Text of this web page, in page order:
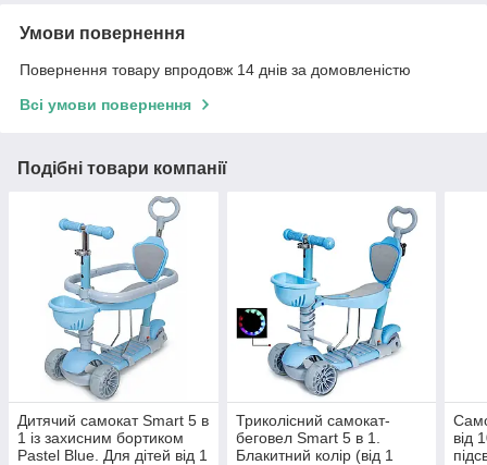
Умови повернення
Повернення товару впродовж 14 днів за домовленістю
Всі умови повернення
Подібні товари компанії
Дитячий самокат Smart 5 в
1 із захисним бортиком
Pastel Blue. Для дітей від 1
Триколісний самокат-
беговел Smart 5 в 1.
Блакитний колір (від 1
від